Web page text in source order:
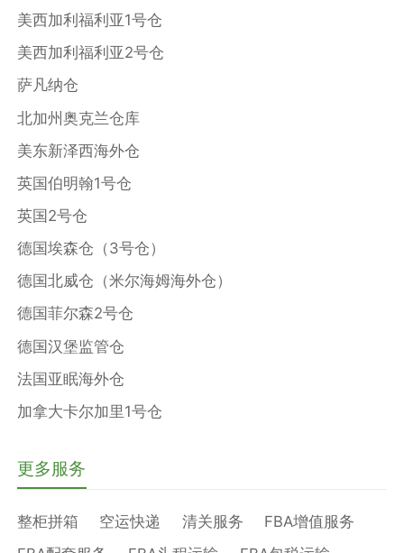
美西加利福利亚1号仓
美西加利福利亚2号仓
萨凡纳仓
北加州奥克兰仓库
美东新泽西海外仓
英国伯明翰1号仓
英国2号仓
德国埃森仓（3号仓）
德国北威仓（米尔海姆海外仓）
德国菲尔森2号仓
德国汉堡监管仓
法国亚眠海外仓
加拿大卡尔加里1号仓
更多服务
整柜拼箱 空运快递 清关服务
FBA增值服务